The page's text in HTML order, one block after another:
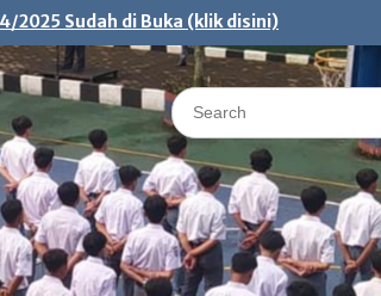
2025 Sudah di Buka (klik disini)
Search
for: